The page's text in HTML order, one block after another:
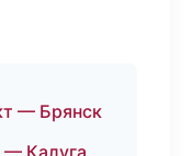
— Брянск
— Калуга